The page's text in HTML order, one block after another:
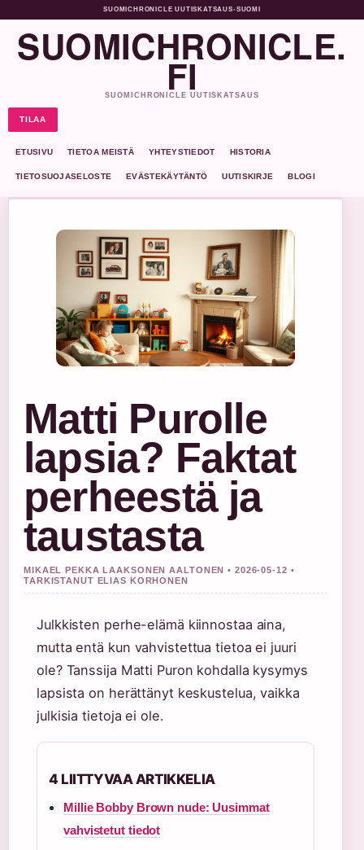
SUOMICHRONICLE UUTISKATSAUS•SUOMI
SUOMICHRONICLE.
FI
SUOMICHRONICLE UUTISKATSAUS
TILAA
ETUSIVU TIETOA MEISTÄ YHTEYSTIEDOT HISTORIA
TIETOSUOJASELOSTE EVÄSTEKÄYTÄNTÖ UUTISKIRJE BLOGI
Matti Purolle
lapsia? Faktat
perheestä ja
taustasta
MIKAEL PEKKA LAAKSONEN AALTONEN • 2026-05-12 •
TARKISTANUT ELIAS KORHONEN
Julkkisten perhe-elämä kiinnostaa aina,
mutta entä kun vahvistettua tietoa ei juuri
ole? Tanssija Matti Puron kohdalla kysymys
lapsista on herättänyt keskustelua, vaikka
julkisia tietoja ei ole.
4 LIITTYVAA ARTIKKELIA
Millie Bobby Brown nude: Uusimmat
vahvistetut tiedot